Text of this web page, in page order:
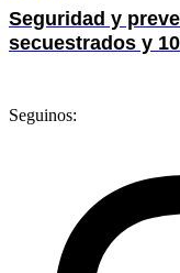
Seguridad y
secuestrados y
Seguinos: